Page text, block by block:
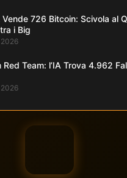
Vende 726 Bitcoin: Scivola al
i Big
Red Team: l’IA Trova 4.962